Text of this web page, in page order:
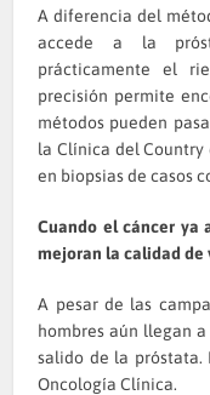
A diferencia del
accede a la
prácticamente el
precisión permite
métodos pueden
la Clínica del
en biopsias de casos
Cuando el cáncer ya
mejoran la calidad de
A pesar de las
hombres aún llegan
salido de la próstata.
Oncología Clínica.